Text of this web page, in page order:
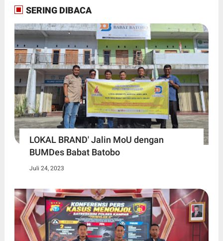
SERING DIBACA
LOKAL BRAND' Jalin MoU dengan
BUMDes Babat Batobo
Juli 24, 2023